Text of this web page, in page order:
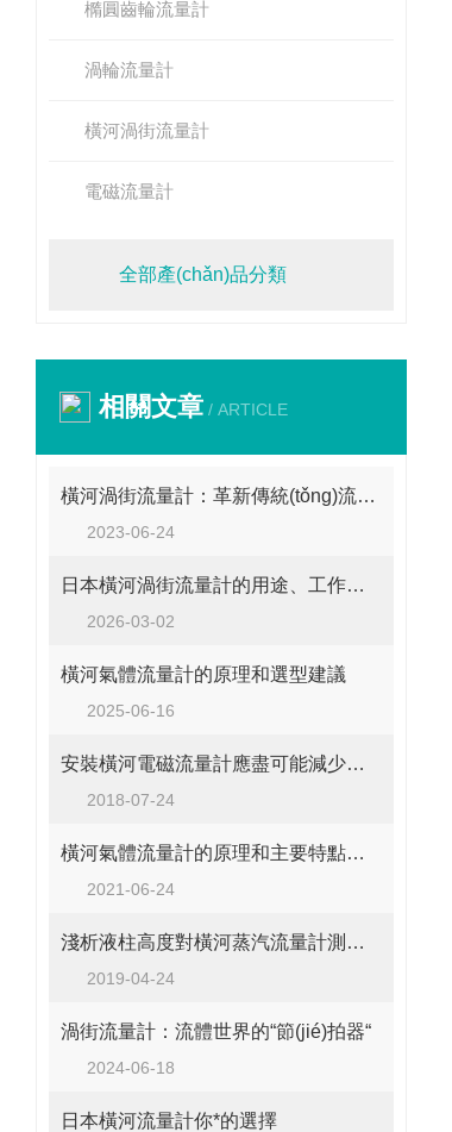
橢圓齒輪流量計
渦輪流量計
橫河渦街流量計
電磁流量計
全部產(chǎn)品分類
相關文章 / ARTICLE
橫河渦街流量計：革新傳統(tǒng)流量測量的利器
2023-06-24
日本橫河渦街流量計的用途、工作原理與使用注意事項
2026-03-02
橫河氣體流量計的原理和選型建議
2025-06-16
安裝橫河電磁流量計應盡可能減少彎管對測量準確性的影響
2018-07-24
橫河氣體流量計的原理和主要特點介紹
2021-06-24
淺析液柱高度對橫河蒸汽流量計測量精度的影響
2019-04-24
渦街流量計：流體世界的“節(jié)拍器“
2024-06-18
日本橫河流量計你*的選擇